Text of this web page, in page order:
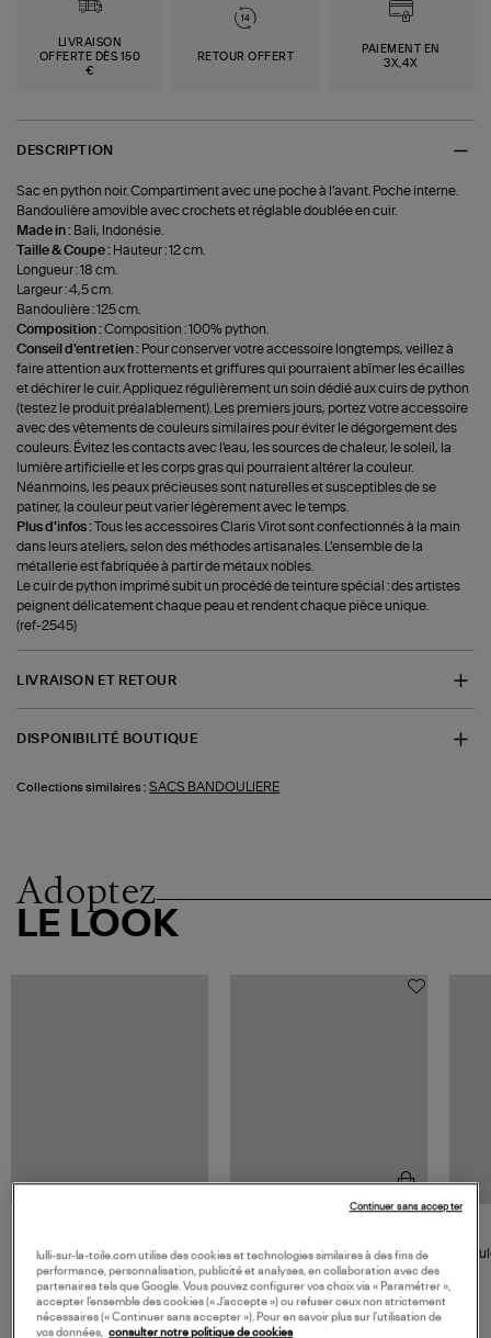
LIVRAISON
OFFERTE DÈS 150
€
RETOUR OFFERT
PAIEMENT EN
3X,4X
DESCRIPTION
Sac en python noir. Compartiment avec une poche à l’avant. Poche interne.
Bandoulière amovible avec crochets et réglable doublée en cuir.
Made in : Bali, Indonésie.
Taille & Coupe : Hauteur : 12 cm.
Longueur : 18 cm.
Largeur : 4,5 cm.
Bandoulière : 125 cm.
Composition :Composition : 100% python.
Conseil d'entretien : Pour conserver votre accessoire longtemps, veillez à
faire attention aux frottements et griffures qui pourraient abîmer les écailles
et déchirer le cuir. Appliquez régulièrement un soin dédié aux cuirs de python
(testez le produit préalablement). Les premiers jours, portez votre accessoire
avec des vêtements de couleurs similaires pour éviter le dégorgement des
couleurs. Évitez les contacts avec l'eau, les sources de chaleur, le soleil, la
lumière artificielle et les corps gras qui pourraient altérer la couleur.
Néanmoins, les peaux précieuses sont naturelles et susceptibles de se
patiner, la couleur peut varier légèrement avec le temps.
Plus d'infos :Tous les accessoires Claris Virot sont confectionnés à la main
dans leurs ateliers, selon des méthodes artisanales. L’ensemble de la
métallerie est fabriquée à partir de métaux nobles.
Le cuir de python imprimé subit un procédé de teinture spécial : des artistes
peignent délicatement chaque peau et rendent chaque pièce unique.
(ref-2545)
LIVRAISON ET RETOUR
DISPONIBILITÉ BOUTIQUE
Collections similaires : SACS BANDOULIERE
Adoptez
LE LOOK
270,00 €
Mules Odette Python Clous
Noir Doré
lulli-sur-la-toile.com utilise des cookies et technologies similaires à des fins de
performance, personnalisation, publicité et analyses, en collaboration avec des
partenaires tels que Google. Vous pouvez configurer vos choix via « Paramétrer »,
accepter l’ensemble des cookies (« J’accepte ») ou refuser ceux non strictement
nécessaires (« Continuer sans accepter »). Pour en savoir plus sur l’utilisation de
vos données, consulter notre politique de cookies
Continuer sans accepter